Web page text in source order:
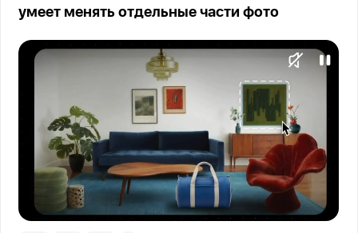
умеет менять отдельные части фото